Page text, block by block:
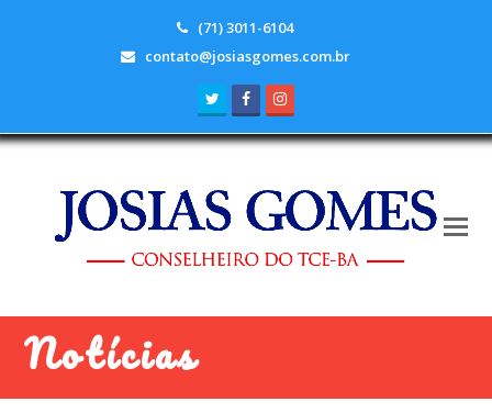
(71) 3011-6104
contato@josiasgomes.com.br
TwitterFacebook
Notícias